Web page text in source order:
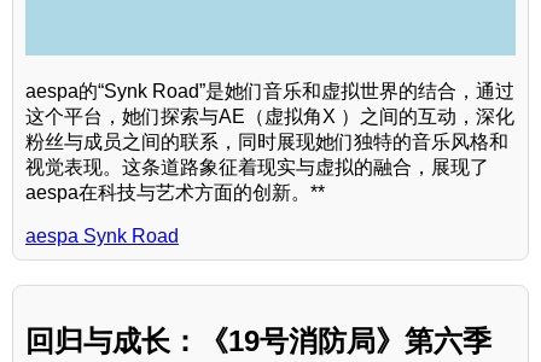
aespa的“Synk Road”是她们音乐和虚拟世界的结合，通过
这个平台，她们探索与AE（虚拟角X ）之间的互动，深化
粉丝与成员之间的联系，同时展现她们独特的音乐风格和
视觉表现。这条道路象征着现实与虚拟的融合，展现了
aespa在科技与艺术方面的创新。**
aespa Synk Road
回归与成长：《19号消防局》第六季